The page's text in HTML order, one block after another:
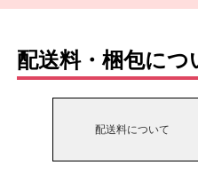
ナムコクラシック
スサノオマジック
ガンダムシリーズ
配送料・梱包につ
配送料について